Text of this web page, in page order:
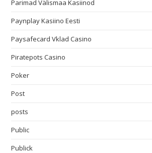
Parimad Välismaa Kasiinod
Paynplay Kasiino Eesti
Paysafecard Vklad Casino
Piratepots Casino
Poker
Post
posts
Public
Publick